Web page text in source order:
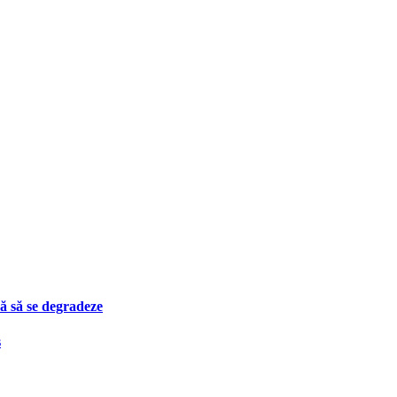
se degradeze